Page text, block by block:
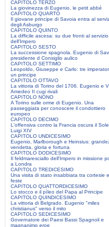
CAPITOLO TERZO
La giovinezza di Eugenio, le petit abbé
CAPITOLO QUARTO
Il giovane principe di Savoia entra al
degli Asburgo
CAPITOLO QUINTO
La difficile ascesa: su due fronti al servizio
dell'Impero
CAPITOLO SESTO
La successione spagnola. Eugenio di
presidente d Consiglio aulico
CAPITOLO SETTIMO
Leopoldo, Giuseppe e Carlo: tre
un principe
CAPITOLO OTTAVO
La vittoria di Torino del 1706. Eugenio e
Amedeo II cugi rivali
CAPITOLO NONO
A Torino sulle orme di Eugenio. Una
passeggiata per conoscere il condottiero
europeo
CAPITOLO DECIMO
L'offensiva contro la Francia oscura il
Luigi XIV
CAPITOLO UNDICESIMO
Eugenio, Marlborough e Heinsius:
vendetta, gloria e fortuna
CAPITOLO DODICESIMO
Il feldmaresciallo dell'Impero in missione
a Londra
CAPITOLO TREDICESIMO
Una visita di stato insabbiata tra cortesie e
feste
CAPITOLO QUATTORDICESIMO
Lo stocco e il pìleo del Papa al Principe
CAPITOLO QUINDICESIMO
La vittoria di Belgrado. Eugenio "miles
christianus" verso il mito
CAPITOLO SEDICESIMO
Governatore dei Paesi Bassi Spagnoli e
magnanimo eroe